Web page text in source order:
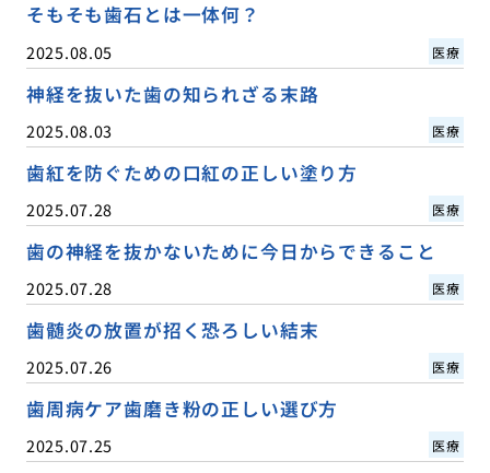
そもそも歯石とは一体何？
2025.08.05 医療
神経を抜いた歯の知られざる末路
2025.08.03 医療
歯紅を防ぐための口紅の正しい塗り方
2025.07.28 医療
歯の神経を抜かないために今日からできること
2025.07.28 医療
歯髄炎の放置が招く恐ろしい結末
2025.07.26 医療
歯周病ケア歯磨き粉の正しい選び方
2025.07.25 医療